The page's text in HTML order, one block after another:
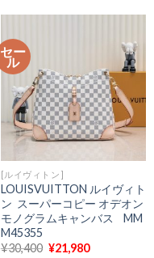
た。
¥22,980
す。
セー
ル
[ルイヴィトン]
LOUISVUITTON ルイヴィト
ン スーパーコピー オデオン
モノグラムキャンバス MM
M45355
¥30,400 元
¥21,980現